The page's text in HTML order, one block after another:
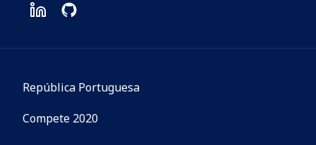
República Portuguesa
Compete 2020